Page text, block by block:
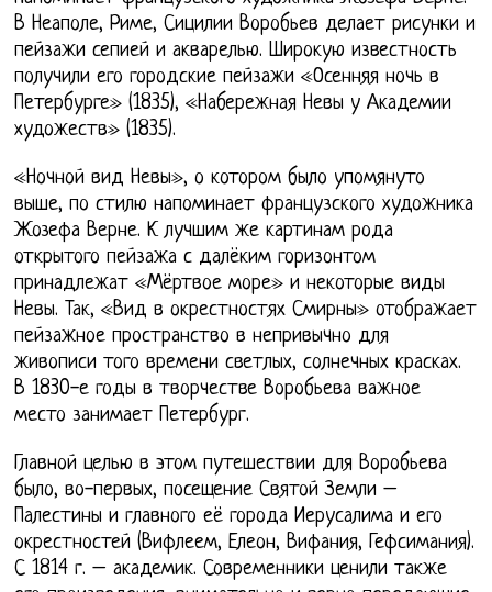
В Неаполе, Риме, Сицилии Воробьев делает рисунки и
пейзажи сепией и акварелью. Широкую известность
получили его городские пейзажи «Осенняя ночь в
Петербурге» (1835), «Набережная Невы у Академии
художеств» (1835).
«Ночной вид Невы», о котором было упомянуто
выше, по стилю напоминает французского художника
Жозефа Верне. К лучшим же картинам рода
открытого пейзажа с далёким горизонтом
принадлежат «Мёртвое море» и некоторые виды
Невы. Так, «Вид в окрестностях Смирны» отображает
пейзажное пространство в непривычно для
живописи того времени светлых, солнечных красках.
В 1830-е годы в творчестве Воробьева важное
место занимает Петербург.
Главной целью в этом путешествии для Воробьева
было, во-первых, посещение Святой Земли –
Палестины и главного её города Иерусалима и его
окрестностей (Вифлеем, Елеон, Вифания, Гефсимания).
С 1814 г. – академик. Современники ценили также